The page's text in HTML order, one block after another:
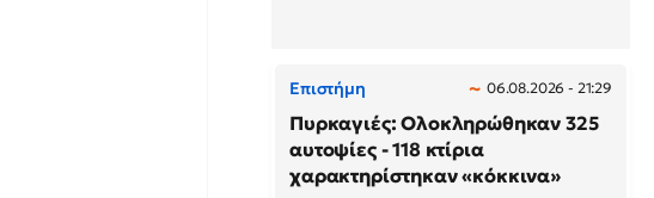
Επιστήμη 06.08.2026 - 21:29
Πυρκαγιές: Ολοκληρώθηκαν 325
αυτοψίες - 118 κτίρια
χαρακτηρίστηκαν «κόκκινα»